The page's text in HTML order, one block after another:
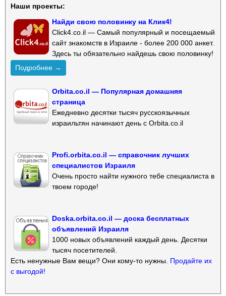
Наши проекты:
Найди свою половинку на Клик4!
Click4.co.il — Самый популярный и посещаемый
сайт знакомств в Израиле - более 200 000 анкет.
Здесь ты обязательно найдешь свою половинку!
Подробнее →
Orbita.co.il — Популярная домашняя
страница
Ежедневно десятки тысяч русскоязычных
израильтян начинают день с Orbita.co.il
Profi.orbita.co.il — справочник лучших
специалистов Израиля
Очень просто найти нужного тебе специалиста в
твоем городе!
Doska.orbita.co.il — доска бесплатных
объявлений Израиля
1000 новых объявлений каждый день. Десятки
тысяч посетителей.
Есть ненужные Вам вещи? Они кому-то нужны. Продайте их
с выгодой!